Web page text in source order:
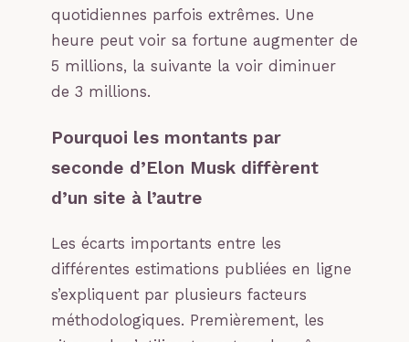
quotidiennes parfois extrêmes. Une
heure peut voir sa fortune augmenter de
5 millions, la suivante la voir diminuer
de 3 millions.
Pourquoi les montants par
seconde d’Elon Musk diffèrent
d’un site à l’autre
Les écarts importants entre les
différentes estimations publiées en ligne
s’expliquent par plusieurs facteurs
méthodologiques. Premièrement, les